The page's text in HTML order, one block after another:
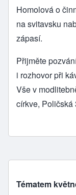
Homolováo
na svitavsku
zápasí.
Přijměte
i rozhovor při
Vše v
církve, Poličská
Tématem